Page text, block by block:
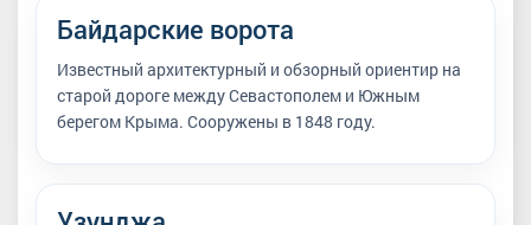
Байдарские ворота
Известный архитектурный и обзорный ориентир на
старой дороге между Севастополем и Южным
берегом Крыма. Сооружены в 1848 году.